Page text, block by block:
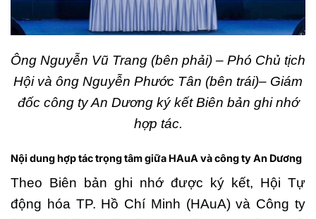
Ông Nguyễn Vũ Trang (bên phải) – Phó Chủ tịch
Hội và ông Nguyễn Phước Tân (bên trái)– Giám
đốc công ty An Dương ký kết Biên bản ghi nhớ
hợp tác.
Nội dung hợp tác trọng tâm giữa HAuA và công ty An Dương
Theo Biên bản ghi nhớ được ký kết, Hội Tự
động hóa TP. Hồ Chí Minh (HAuA) và Công ty